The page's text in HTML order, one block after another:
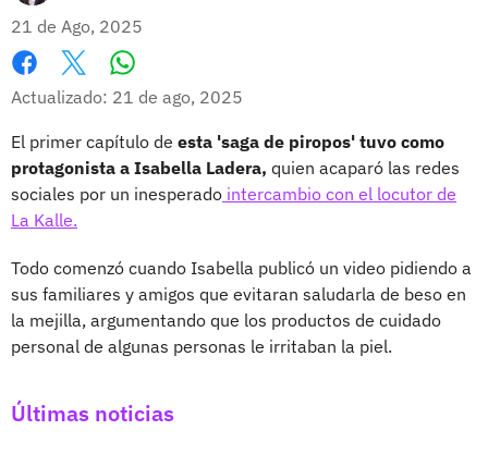
21 de Ago, 2025
Facebook
X
Actualizado: 21 de ago, 2025
El primer capítulo de esta 'saga de piropos' tuvo como
protagonista a Isabella Ladera, quien acaparó las redes
sociales por un inesperado intercambio con el locutor de
La Kalle.
Todo comenzó cuando Isabella publicó un video pidiendo a
sus familiares y amigos que evitaran saludarla de beso en
la mejilla, argumentando que los productos de cuidado
personal de algunas personas le irritaban la piel.
Últimas noticias